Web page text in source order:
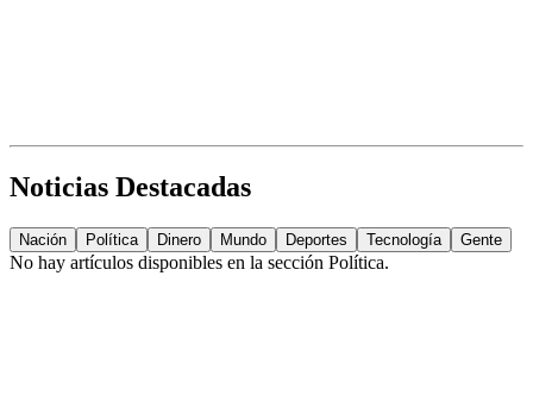
Noticias Destacadas
Nación Política Dinero Mundo Deportes Tecnología Gente
No hay artículos disponibles en la sección Política.